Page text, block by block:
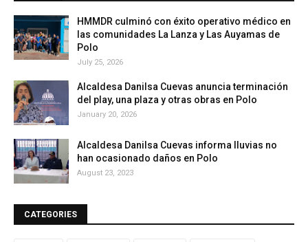
HMMDR culminó con éxito operativo médico en
las comunidades La Lanza y Las Auyamas de
Polo
July 25, 2026
Alcaldesa Danilsa Cuevas anuncia terminación
del play, una plaza y otras obras en Polo
January 20, 2026
Alcaldesa Danilsa Cuevas informa lluvias no
han ocasionado daños en Polo
August 23, 2023
CATEGORIES